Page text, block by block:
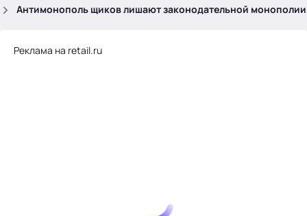
Антимонополь щиков лишают законодательной монополии
Реклама на retail.ru